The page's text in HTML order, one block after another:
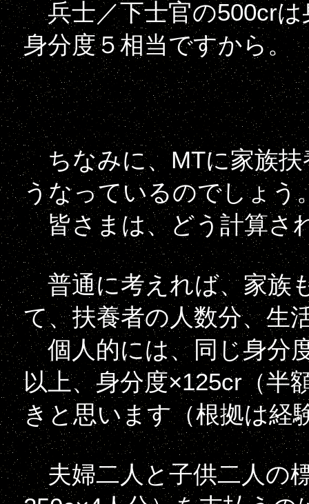
兵士／下士官の500crは
身分度５相当ですから。
ちなみに、MTに家族扶
うなっているのでしょう
皆さまは、どう計算さ
普通に考えれば、家族
て、扶養者の人数分、生
個人的には、同じ身分
以上、身分度×125cr（半
きと思います（根拠は経
夫婦二人と子供二人の